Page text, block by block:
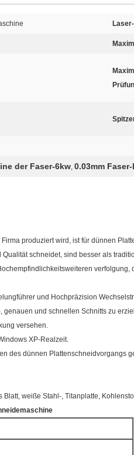
der Faser-6kw, 0.03mm
produziert wird, ist für dünnen
schneidet, sind besser als
und Hochpräzision
und schnellen Schnitts zu
versehen.
XP-Realzeit.
des dünnen
weiße Stahl-, Titanplatte,